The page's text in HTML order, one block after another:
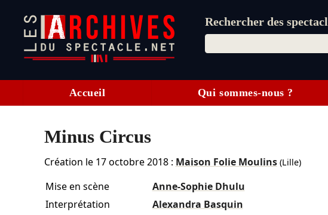
Rechercher des
Accueil Qui sommes-nous ?
Minus Circus
Création le 17 octobre 2018: Maison Folie Moulins(Lille)
Mise en scène
Anne-Sophie Dhulu
Interprétation
Alexandra Basquin